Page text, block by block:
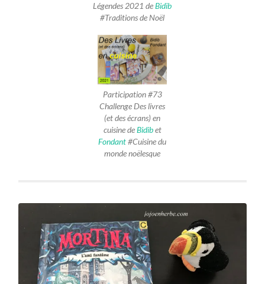
Légendes 2021 deBidib
#Traditions de Noël
Participation #73
Challenge Des livres
(et des écrans) en
cuisine deBidibet
Fondant#Cuisine du
monde noëlesque